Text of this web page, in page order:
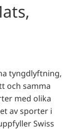
tyngdlyftning,
och samma
med olika
av sporter i
Swiss